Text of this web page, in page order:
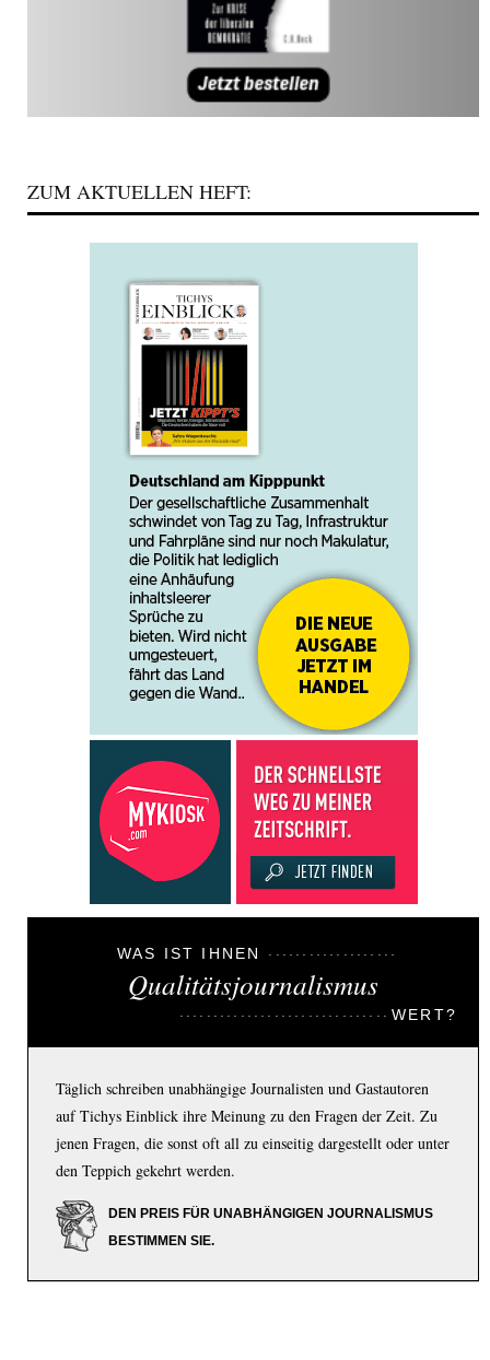
ZUM AKTUELLEN HEFT:
WAS IST IHNEN
Qualitätsjournalismus
WERT?
Täglich schreiben unabhängige Journalisten und Gastautoren
auf Tichys Einblick ihre Meinung zu den Fragen der Zeit. Zu
jenen Fragen, die sonst oft all zu einseitig dargestellt oder unter
den Teppich gekehrt werden.
DEN PREIS FÜR UNABHÄNGIGEN JOURNALISMUS
BESTIMMEN SIE.